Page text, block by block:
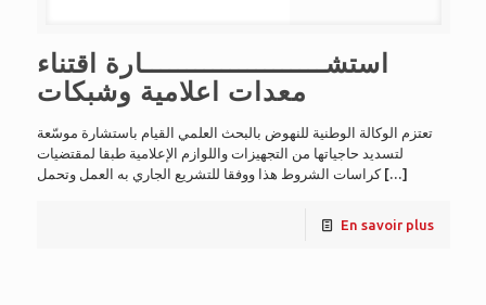
استشـــــــــــــــــــــارة اقتناء
معدات اعلامية وشبكات
تعتزم الوكالة الوطنية للنهوض بالبحث العلمي القيام باستشارة موسّعة
لتسديد حاجياتها من التجهيزات واللوازم الإعلامية طبقا لمقتضيات
كراسات الشروط هذا ووفقا للتشريع الجاري به العمل وتحمل[…]
En savoir plus